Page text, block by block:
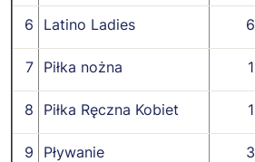
6 Latino Ladies 6
7 Piłka nożna 1
8 Piłka Ręczna Kobiet 1
9 Pływanie 3